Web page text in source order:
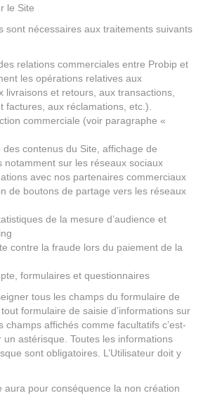
le Site
sont nécessaires aux traitements suivants
relations commerciales entre Probip et
les opérations relatives aux
livraisons et retours, aux transactions,
factures, aux réclamations, etc.).
commerciale (voir paragraphe «
des contenus du Site, affichage de
notamment sur les réseaux sociaux
avec nos partenaires commerciaux
de boutons de partage vers les réseaux
de la mesure d’audience et
contre la fraude lors du paiement de la
formulaires et questionnaires
tous les champs du formulaire de
formulaire de saisie d’informations sur
champs affichés comme facultatifs c’est-
astérisque. Toutes les informations
sont obligatoires. L’Utilisateur doit y
aura pour conséquence la non création